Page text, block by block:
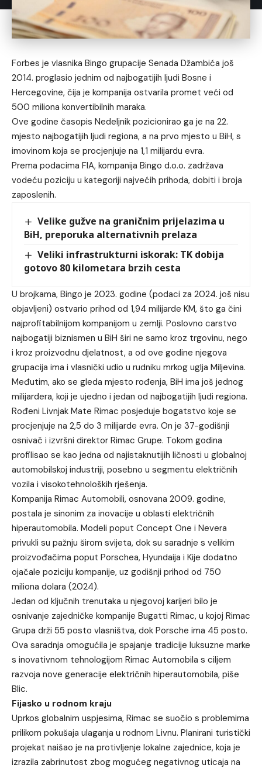
Forbes je vlasnika Bingo grupacije Senada Džambića još
2014. proglasio jednim od najbogatijih ljudi Bosne i
Hercegovine, čija je kompanija ostvarila promet veći od
500 miliona konvertibilnih maraka.
Ove godine časopis Nedeljnik pozicionirao ga je na 22.
mjesto najbogatijih ljudi regiona, a na prvo mjesto u BiH, s
imovinom koja se procjenjuje na 1,1 milijardu evra.
Prema podacima FIA, kompanija Bingo d.o.o. zadržava
vodeću poziciju u kategoriji najvećih prihoda, dobiti i broja
zaposlenih.
Velike gužve na graničnim prijelazima u
BiH, preporuka alternativnih prelaza
Veliki infrastrukturni iskorak: TK dobija
gotovo 80 kilometara brzih cesta
U brojkama, Bingo je 2023. godine (podaci za 2024. još nisu
objavljeni) ostvario prihod od 1,94 milijarde KM, što ga čini
najprofitabilnijom kompanijom u zemlji. Poslovno carstvo
najbogatiji biznismen u BiH širi ne samo kroz trgovinu, nego
i kroz proizvodnu djelatnost, a od ove godine njegova
grupacija ima i vlasnički udio u rudniku mrkog uglja Miljevina.
Međutim, ako se gleda mjesto rođenja, BiH ima još jednog
milijardera, koji je ujedno i jedan od najbogatijih ljudi regiona.
Rođeni Livnjak Mate Rimac posjeduje bogatstvo koje se
procjenjuje na 2,5 do 3 milijarde evra. On je 37-godišnji
osnivač i izvršni direktor Rimac Grupe. Tokom godina
profilisao se kao jedna od najistaknutijih ličnosti u globalnoj
automobilskoj industriji, posebno u segmentu električnih
vozila i visokotehnoloških rješenja.
Kompanija Rimac Automobili, osnovana 2009. godine,
postala je sinonim za inovacije u oblasti električnih
hiperautomobila. Modeli poput Concept One i Nevera
privukli su pažnju širom svijeta, dok su saradnje s velikim
proizvođačima poput Porschea, Hyundaija i Kije dodatno
ojačale poziciju kompanije, uz godišnji prihod od 750
miliona dolara (2024).
Jedan od ključnih trenutaka u njegovoj karijeri bilo je
osnivanje zajedničke kompanije Bugatti Rimac, u kojoj Rimac
Grupa drži 55 posto vlasništva, dok Porsche ima 45 posto.
Ova saradnja omogućila je spajanje tradicije luksuzne marke
s inovativnom tehnologijom Rimac Automobila s ciljem
razvoja nove generacije električnih hiperautomobila, piše
Blic.
Fijasko u rodnom kraju
Uprkos globalnim uspjesima, Rimac se suočio s problemima
prilikom pokušaja ulaganja u rodnom Livnu. Planirani turistički
projekat naišao je na protivljenje lokalne zajednice, koja je
izrazila zabrinutost zbog mogućeg negativnog uticaja na